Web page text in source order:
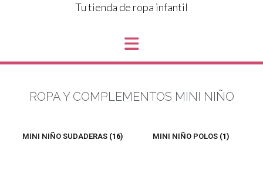
Tu tienda de ropa infantil
ROPA Y COMPLEMENTOS MINI NIÑO
MINI NIÑO SUDADERAS (16) MINI NIÑO POLOS (1)